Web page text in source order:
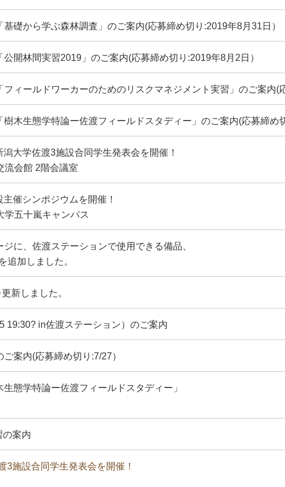
礎から学ぶ森林調査」のご案内(応募締め切り:2019年8月31日）
開林間実習2019」のご案内(応募締め切り:2019年8月2日）
ィールドワーカーのためのリスクマネジメント実習」のご案内(
樹木生態学特論ー佐渡フィールドスタディー」のご案内(応募締め
大学佐渡3施設合同学生発表会を開催！
流会館 2階会議室
催シンポジウムを開催！
学五十嵐キャンパス
に、佐渡ステーションで使用できる備品、
追加しました。
新しました。
19:30? in佐渡ステーション）のご案内
案内(応募締め切り:7/27）
態学特論ー佐渡フィールドスタディー」
の案内
3施設合同学生発表会を開催！